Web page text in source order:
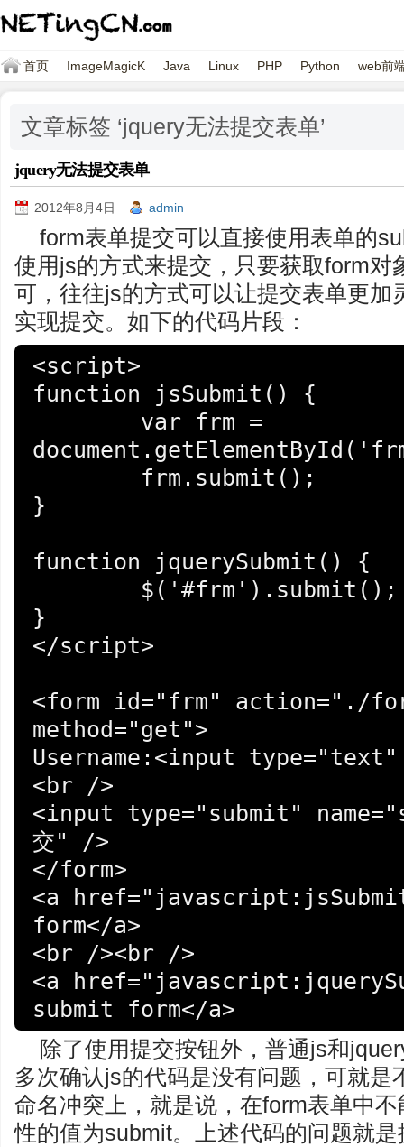
首页 ImageMagicK Java Linux PHP Python web前
文章标签 ‘jquery无法提交表单’
jquery无法提交表单
2012年8月4日 admin
form表单提交可以直接使用表单的
使用js的方式来提交，只要获取form对
可，往往js的方式可以让提交表单更加
实现提交。如下的代码片段：
<script>
function jsSubmit() {
}
function jquerySubmit() {
}
</script>
<form id="frm" action="./
method="get">
Username:<input type="text"
<br />
<input type="submit"
交" />
</form>
<a
form</a>
<br /><br />
<a
submit form</a>
除了使用提交按钮外，普通js和
多次确认js的代码是没有问题，可就是
命名冲突上，就是说，在form表单中
性的值为submit。上述代码的问题就